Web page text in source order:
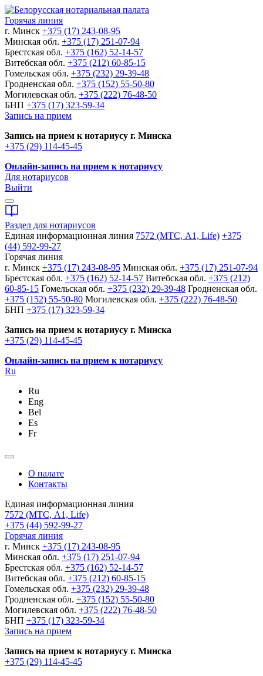
Горячая линия
г. Минск +375 (17) 243-08-95
Минская обл. +375 (17) 251-07-94
Брестская обл. +375 (162) 52-14-57
Витебская обл. +375 (212) 60-85-15
Гомельская обл. +375 (232) 29-39-48
Гродненская обл. +375 (152) 55-50-80
Могилевская обл. +375 (222) 76-48-50
БНП +375 (17) 323-59-34
Запись на прием
Запись на прием к нотариусу г. Минска
+375 (29) 114-45-45
Онлайн-запись на прием к нотариусу
Для нотариусов
Выйти
Раздел для нотариусов
Единая информационная линия 7572 (МТС, A1, Life) +375
(44) 592-99-27
Горячая линия
г. Минск +375 (17) 243-08-95 Минская обл. +375 (17) 251-07-94
Брестская обл. +375 (162) 52-14-57 Витебская обл. +375 (212)
60-85-15 Гомельская обл. +375 (232) 29-39-48 Гродненская обл.
+375 (152) 55-50-80 Могилевская обл. +375 (222) 76-48-50
БНП +375 (17) 323-59-34
Запись на прием к нотариусу г. Минска
+375 (29) 114-45-45
Онлайн-запись на прием к нотариусу
Ru
Ru
Eng
Bel
Es
Fr
О палате
Контакты
Единая информационная линия
7572 (МТС, A1, Life)
+375 (44) 592-99-27
Горячая линия
г. Минск +375 (17) 243-08-95
Минская обл. +375 (17) 251-07-94
Брестская обл. +375 (162) 52-14-57
Витебская обл. +375 (212) 60-85-15
Гомельская обл. +375 (232) 29-39-48
Гродненская обл. +375 (152) 55-50-80
Могилевская обл. +375 (222) 76-48-50
БНП +375 (17) 323-59-34
Запись на прием
Запись на прием к нотариусу г. Минска
+375 (29) 114-45-45